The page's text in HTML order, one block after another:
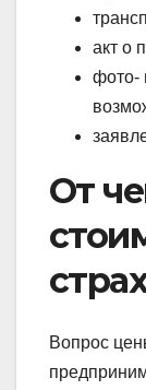
акт о
фото-
От
Вопрос